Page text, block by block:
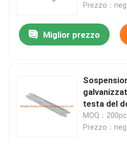
Prezzo：
Miglior prezzo
testa del
del muro a
parti
MOQ：
Prezzo：